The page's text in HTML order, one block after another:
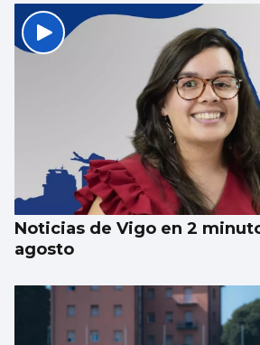
La nigranesa Kreios Space
satélite que volará más
Noticias de Vigo en 2
agosto